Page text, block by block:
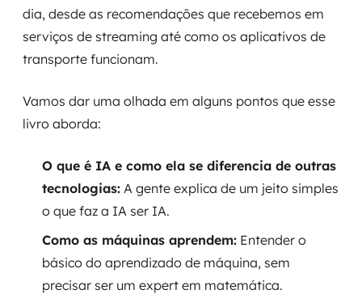
dia, desde as recomendações que recebemos em
serviços de streaming até como os aplicativos de
transporte funcionam.
Vamos dar uma olhada em alguns pontos que esse
livro aborda:
O que é IA e como ela se diferencia de outras
tecnologias: A gente explica de um jeito simples
o que faz a IA ser IA.
Como as máquinas aprendem: Entender o
básico do aprendizado de máquina, sem
precisar ser um expert em matemática.